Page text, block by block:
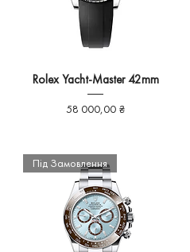
Rolex Yacht-Master 42mm
Ціна
58 000,00 ₴
Під Замовлення